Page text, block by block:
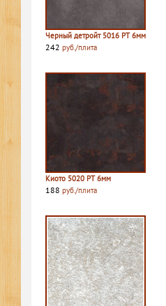
Черный детройт 5016 PT 6мм
242 руб./плита
Киото 5020 PT 6мм
188 руб./плита